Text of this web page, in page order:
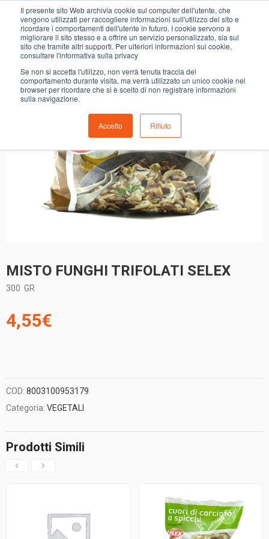
Il presente sito Web archivia cookie sul computer dell'utente, che
vengono utilizzati per raccogliere informazioni sull'utilizzo del sito e
ricordare i comportamenti dell'utente in futuro. I cookie servono a
migliorare il sito stesso e a offrire un servizio personalizzato, sia sul
sito che tramite altri supporti. Per ulteriori informazioni sui cookie,
consultare l'informativa sulla privacy
Se non si accetta l'utilizzo, non verrà tenuta traccia del
comportamento durante visita, ma verrà utilizzato un unico cookie nel
browser per ricordare che si è scelto di non registrare informazioni
sulla navigazione.
Accetto Rifiuto
MISTO FUNGHI TRIFOLATI SELEX
MISTO FUNGHI TRIFOLATI SELEX
300 GR
4,55€
COD: 8003100953179
Categoria: VEGETALI
Prodotti Simili